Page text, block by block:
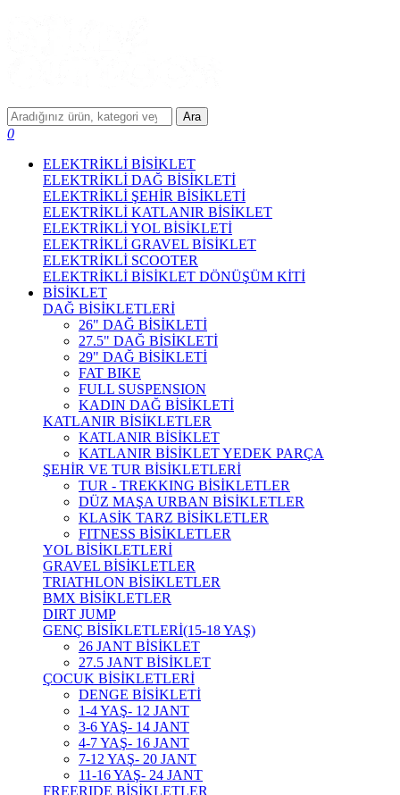
Ara
0
ELEKTRİKLİ BİSİKLET
ELEKTRİKLİ DAĞ BİSİKLETİ
ELEKTRİKLİ ŞEHİR BİSİKLETİ
ELEKTRİKLİ KATLANIR BİSİKLET
ELEKTRİKLİ YOL BİSİKLETİ
ELEKTRİKLİ GRAVEL BİSİKLET
ELEKTRİKLİ SCOOTER
ELEKTRİKLİ BİSİKLET DÖNÜŞÜM KİTİ
BİSİKLET
DAĞ BİSİKLETLERİ
26" DAĞ BİSİKLETİ
27.5" DAĞ BİSİKLETİ
29" DAĞ BİSİKLETİ
FAT BIKE
FULL SUSPENSION
KADIN DAĞ BİSİKLETİ
KATLANIR BİSİKLETLER
KATLANIR BİSİKLET
KATLANIR BİSİKLET YEDEK PARÇA
ŞEHİR VE TUR BİSİKLETLERİ
TUR - TREKKING BİSİKLETLER
DÜZ MAŞA URBAN BİSİKLETLER
KLASİK TARZ BİSİKLETLER
FITNESS BİSİKLETLER
YOL BİSİKLETLERİ
GRAVEL BİSİKLETLER
TRIATHLON BİSİKLETLER
BMX BİSİKLETLER
DIRT JUMP
GENÇ BİSİKLETLERİ(15-18 YAŞ)
26 JANT BİSİKLET
27.5 JANT BİSİKLET
ÇOCUK BİSİKLETLERİ
DENGE BİSİKLETİ
1-4 YAŞ- 12 JANT
3-6 YAŞ- 14 JANT
4-7 YAŞ- 16 JANT
7-12 YAŞ- 20 JANT
11-16 YAŞ- 24 JANT
FREERIDE BİSİKLETLER